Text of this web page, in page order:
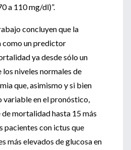
a 110 mg/dl)”.
concluyen que la
como un predictor
ya desde sólo un
niveles normales de
que, asimismo y si bien
variable en el pronóstico,
mortalidad hasta 15 más
pacientes con ictus que
más elevados de glucosa en